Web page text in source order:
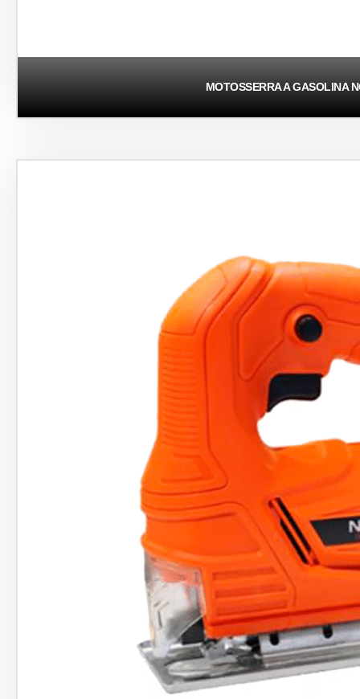
MOTOSSERRA A GASOLINA